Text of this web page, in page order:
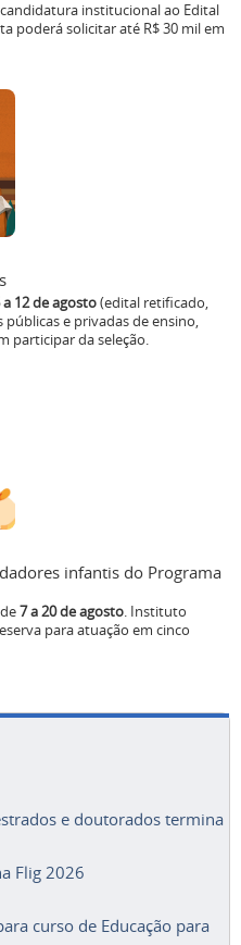
institucional ao Edital
poderá solicitar até R$ 30 mil em
a 12 de agosto(edital retificado,
e privadas de ensino,
participar da seleção.
infantis do Programa
7 a 20 de agosto. Instituto
para atuação em cinco
e doutorados termina
Flig 2026
curso de Educação para